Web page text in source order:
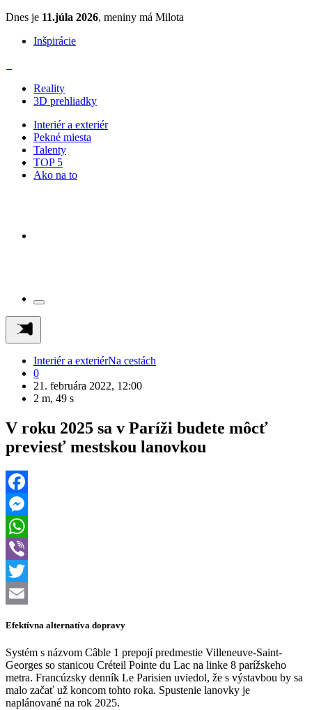
Dnes je 11.júla 2026, meniny má Milota
Inšpirácie
Reality
3D prehliadky
Interiér a exteriér
Pekné miesta
Talenty
TOP 5
Ako na to
Interiér a exteriérNa cestách
0
21. februára 2022, 12:00
2 m, 49 s
V roku 2025 sa v Paríži budete môcť
previesť mestskou lanovkou
Facebook
Messenger
WhatsApp
Viber
Twitter
Efektívna alternatíva dopravy
Systém s názvom Câble 1 prepojí predmestie Villeneuve-Saint-
Georges so stanicou Créteil Pointe du Lac na linke 8 parížskeho
metra. Francúzsky denník Le Parisien uviedol, že s výstavbou by sa
malo začať už koncom tohto roka. Spustenie lanovky je
naplánované na rok 2025.